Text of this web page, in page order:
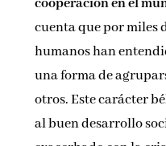
cooperación en el
cuenta que por miles
humanos han
una forma de
otros. Este carácter
al buen desarrollo